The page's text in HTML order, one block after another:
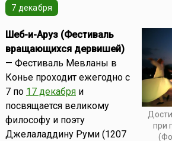
7 декабря
при
Шеб-и-Аруз (Фестиваль
вращающихся дервишей)
— Фестиваль Мевланы в
Конье проходит ежегодно с
7 по 17 декабряи
посвящается великому
философу и поэту
Джелаладдину Руми (1207